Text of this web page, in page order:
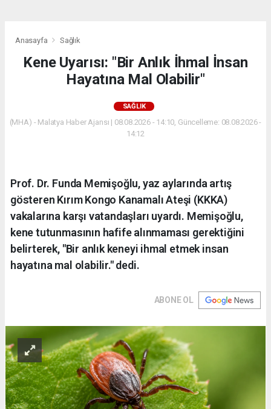
Anasayfa Sağlık
Kene Uyarısı: "Bir Anlık İhmal İnsan
Hayatına Mal Olabilir"
SAĞLIK
(MHA) - Malatya Haber Ajansı | 08.08.2026 - 14:10, Güncelleme: 08.08.2026 -
14:12
Prof. Dr. Funda Memişoğlu, yaz aylarında artış
gösteren Kırım Kongo Kanamalı Ateşi (KKKA)
vakalarına karşı vatandaşları uyardı. Memişoğlu,
kene tutunmasının hafife alınmaması gerektiğini
belirterek, "Bir anlık keneyi ihmal etmek insan
hayatına mal olabilir." dedi.
ABONE OL